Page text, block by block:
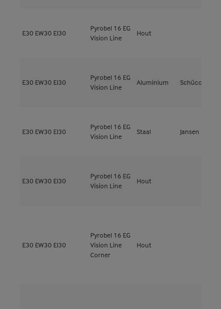
E30 EW30 EI30
Pyrobel 16 EG
Vision Line
Hout
E30 EW30 EI30
Pyrobel 16 EG
Vision Line
Aluminium Schüco
E30 EW30 EI30
Pyrobel 16 EG
Vision Line
Staal Jansen
E30 EW30 EI30
Pyrobel 16 EG
Vision Line
Hout
E30 EW30 EI30
Pyrobel 16 EG
Vision Line
Corner
Hout